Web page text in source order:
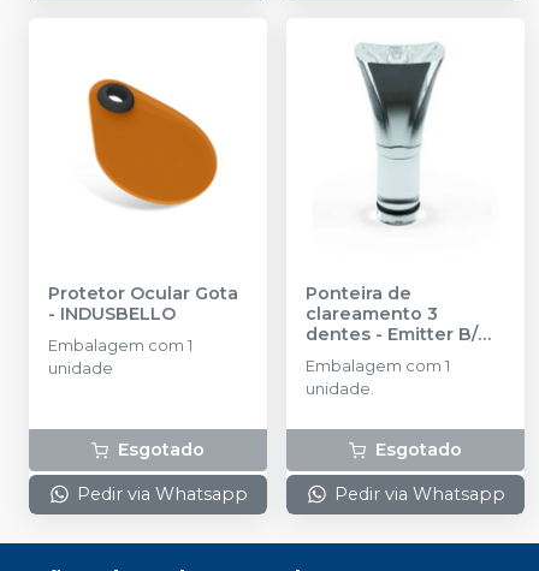
Protetor Ocular Gota
- INDUSBELLO
Embalagem com 1
unidade
Esgotado
Pedir via Whatsapp
Ponteira de
clareamento 3
dentes - Emitter B/
SUPRA/ C/ D
SCHUSTER
Embalagem com 1
unidade.
Esgotado
Pedir via Whatsapp